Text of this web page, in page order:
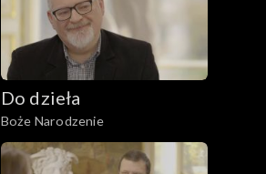
Do dzieła
Boże Narodzenie